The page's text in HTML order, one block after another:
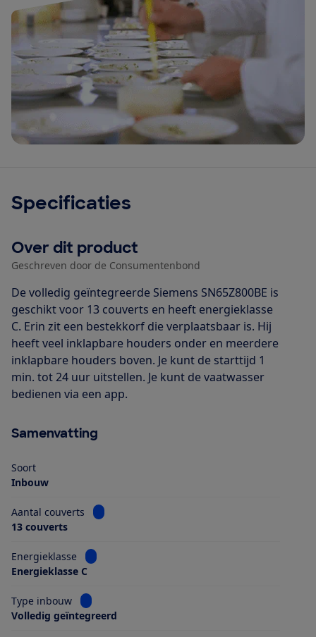
Specificaties
Over dit product
Geschreven door de Consumentenbond
De volledig geïntegreerde Siemens SN65Z800BE is
geschikt voor 13 couverts en heeft energieklasse
C. Erin zit een bestekkorf die verplaatsbaar is. Hij
heeft veel inklapbare houders onder en meerdere
inklapbare houders boven. Je kunt de starttijd 1
min. tot 24 uur uitstellen. Je kunt de vaatwasser
bedienen via een app.
Samenvatting
Soort
Inbouw
Aantal couverts
Bekijk informatie voor Aantal couverts
13 couverts
Energieklasse
Bekijk informatie voor Energieklasse
Energieklasse C
Type inbouw
Bekijk informatie voor Type inbouw
Volledig geïntegreerd